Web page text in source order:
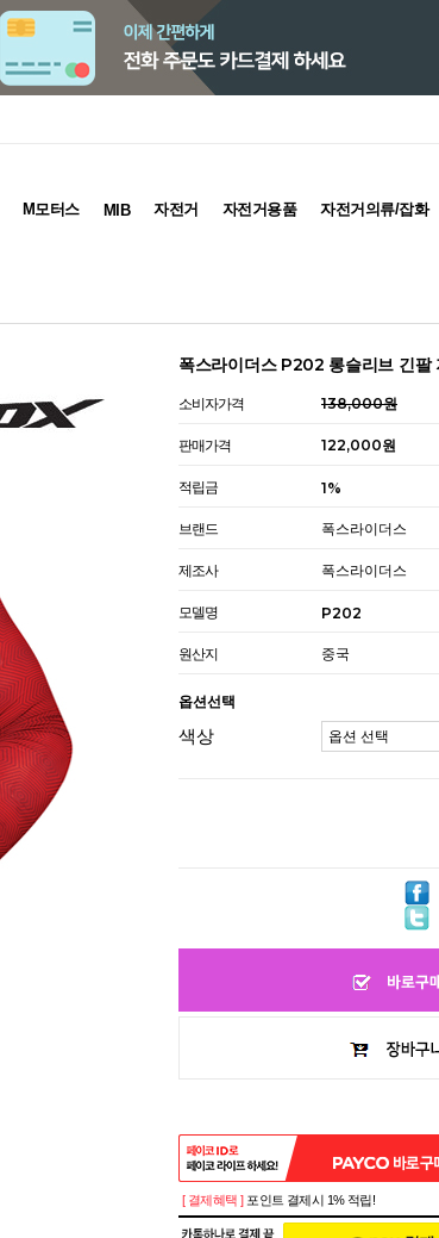
M모터스 MIB 자전거 자전거용품 자전거의류/잡화
폭스라이더스 P202 롱슬리브 긴팔
소비자가격 138,000원
판매가격 122,000원
적립금 1%
브랜드 폭스라이더스
제조사 폭스라이더스
모델명 P202
원산지 중국
옵션선택
색상
[ 결제혜택 ] 포인트 결제시 1% 적립!